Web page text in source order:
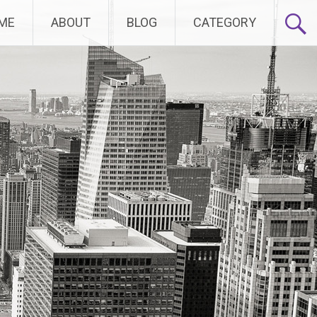
ABOUT BLOG CATEGORY